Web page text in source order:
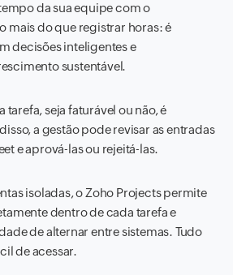
da sua equipe com o
mais do que registrar horas: é
decisões inteligentes e
sustentável.
tarefa, seja faturável ou não, é
a gestão pode revisar as entradas
e aprová-las ou rejeitá-las.
isoladas, o Zoho Projects permite
dentro de cada tarefa e
de alternar entre sistemas. Tudo
de acessar.